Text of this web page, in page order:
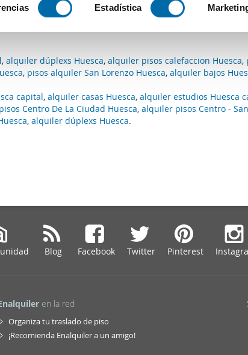
activamente para buscar características
para personalizar el contenido y los anuncios,
Además, compartimos información sobre el uso que
redes sociales, publicidad y análisis web, quienes
Estadística
capital, alquiler casas Huesca, alquiler estudios Huesca
Centro De La Ciudad Huesca, alquiler pisos Centro -
, alquiler dúplexs Huesca.
ajustan a tus criterios de búsqueda.
, alquiler dúplexs Huesca, alquiler pisos calefaccion Huesca,
, pisos alquiler San Lorenzo Huesca, alquiler bajos
Blog Facebook Twitter Pinterest
en la red
Organiza tu traslado de piso
¡Recomienda Enalquiler a un amigo!